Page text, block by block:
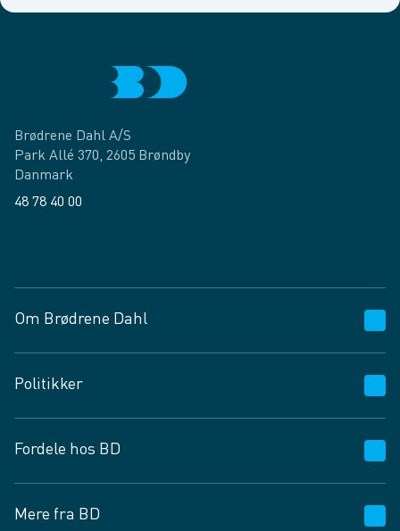
Brødrene Dahl A/S
Park Allé 370, 2605 Brøndby
Danmark
48 78 40 00
Om Brødrene Dahl
Vagttelefon 30 10 89 89
Spørgsmål og svar
Job og karriere
Fødevarekontrolrapport
Politikker
Privatlivspolitik
Cookies
Vilkår og betingelser
Fordele hos BD
BD app
Mere fra BD